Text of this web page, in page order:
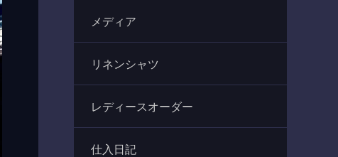
メディア
リネンシャツ
レディースオーダー
仕入日記